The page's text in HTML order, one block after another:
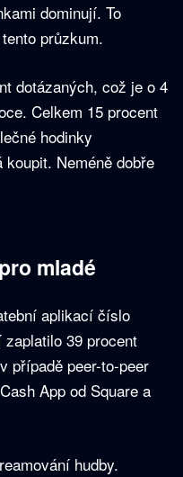
dominují. To
průzkum.
dotázaných, což je o 4
Celkem 15 procent
hodinky
Neméně dobře
mladé
aplikací číslo
39 procent
případě peer-to-peer
App od Square a
hudby.